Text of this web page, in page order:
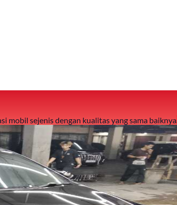
mobil sejenis dengan kualitas yang sama baiknya.